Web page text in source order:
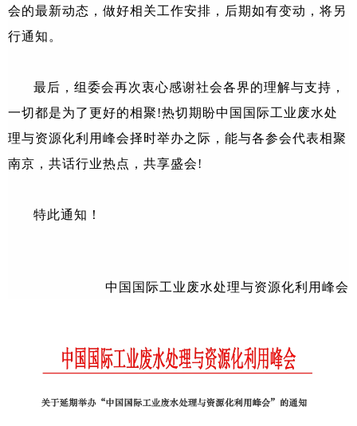
会的最新动态，做好相关工作安排，后期如有变动，将另
行通知。
最后，组委会再次衷心感谢社会各界的理解与支持，
一切都是为了更好的相聚!热切期盼中国国际工业废水处
理与资源化利用峰会择时举办之际，能与各参会代表相聚
南京，共话行业热点，共享盛会!
特此通知！
中国国际工业废水处理与资源化利用峰会